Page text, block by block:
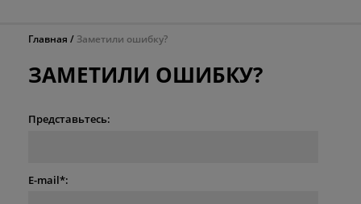
Главная Заметили ошибку?
ЗАМЕТИЛИ ОШИБКУ?
Представьтесь:
E-mail*: